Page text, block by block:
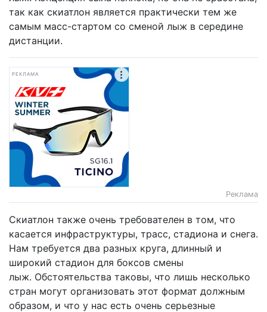
так как скиатлон является практически тем же
самым масс-стартом со сменой лыж в середине
дистанции.
РЕКЛАМА
Реклама
Скиатлон также очень требователен в том, что
касается инфраструктуры, трасс, стадиона и снега.
Нам требуется два разных круга, длинный и
широкий стадион для боксов смены
лыж. Обстоятельства таковы, что лишь несколько
стран могут организовать этот формат должным
образом, и что у нас есть очень серьезные